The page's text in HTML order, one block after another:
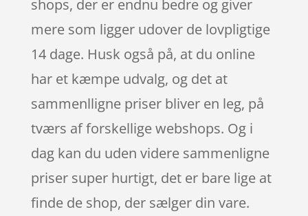
shops, der er endnu bedre og giver
mere som ligger udover de lovpligtige
14 dage. Husk også på, at du online
har et kæmpe udvalg, og det at
sammenlligne priser bliver en leg, på
tværs af forskellige webshops. Og i
dag kan du uden videre sammenligne
priser super hurtigt, det er bare lige at
finde de shop, der sælger din vare.